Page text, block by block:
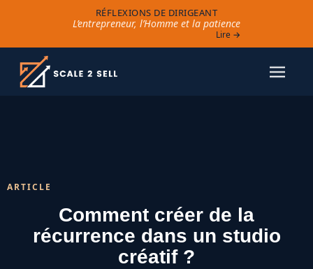
RÉFLEXIONS DE DIRIGEANT
L’entrepreneur, l’Homme et la patience
Lire →
ARTICLE
Comment créer de la
récurrence dans un studio
créatif ?